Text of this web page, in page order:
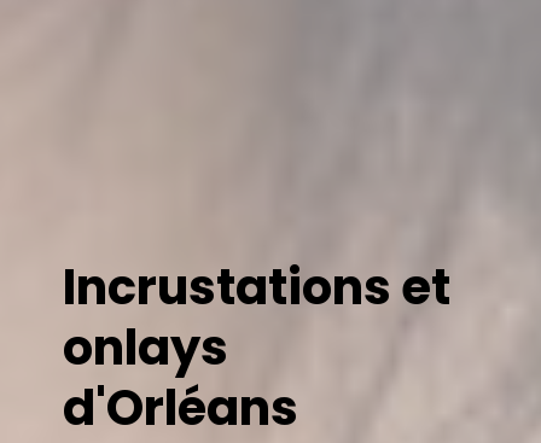
Incrustations et
onlays
d'Orléans